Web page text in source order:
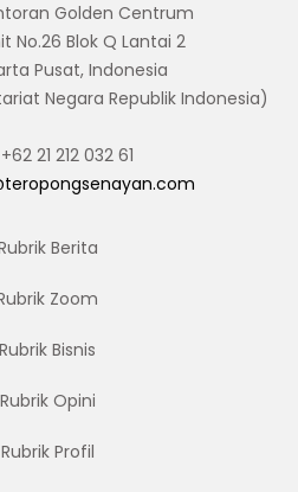
Golden Centrum
No.26 Blok Q Lantai 2
Pusat, Indonesia
Negara Republik Indonesia)
21 212 032 61
Berita
Zoom
Rubrik Bisnis
Rubrik Opini
Rubrik Profil